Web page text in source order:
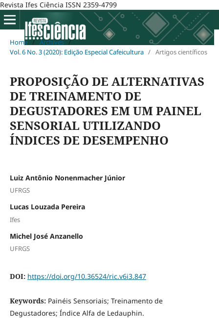
Revista Ifes Ciência ISSN 2359-4799
Home / Archives /
Vol. 6 No. 3 (2020): Edição Especial Cafeicultura / Artigos científicos
PROPOSIÇÃO DE ALTERNATIVAS
DE TREINAMENTO DE
DEGUSTADORES EM UM PAINEL
SENSORIAL UTILIZANDO
ÍNDICES DE DESEMPENHO
Luiz Antônio Nonenmacher Júnior
UFRGS
Lucas Louzada Pereira
Ifes
Michel José Anzanello
UFRGS
DOI: https://doi.org/10.36524/ric.v6i3.847
Keywords: Painéis Sensoriais; Treinamento de
Degustadores; Índice Alfa de Ledauphin.